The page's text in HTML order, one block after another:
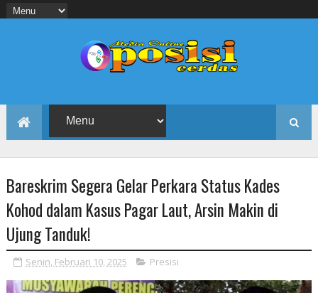
Bareskrim Segera Gelar Perkara Status Kades
Kohod dalam Kasus Pagar Laut, Arsin Makin di
Ujung Tanduk!
Senin, Februari 10, 2025 Presisi